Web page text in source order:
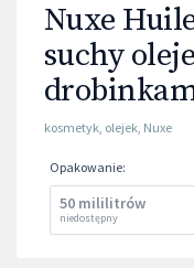
Nuxe
suchy
kosmetyk, olejek, Nuxe
Opakowanie:
50 mililitrów
niedostępny